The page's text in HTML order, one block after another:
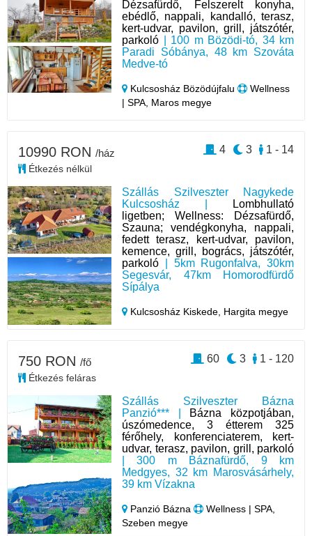
Dézsafürdő, Felszerelt konyha,
ebédlő, nappali, kandalló, terasz,
kert-udvar, pavilon, grill, játszótér,
parkoló | 100 m Bözödi-tó, 34 km
Paradi Sóbánya, 48 km Szováta
Medve-tó
Kulcsosház Bözödújfalu
Wellness
| SPA, Maros megye
Szállás Szilveszter Nagykede
Kulcsosház |
Lombhullató
ligetben; Wellness: Dézsafürdő,
Szauna; vendégkonyha, nappali,
fedett terasz, kert-udvar, pavilon,
kemence, grill, bogrács, játszótér,
parkoló | 5km Rugonfalva, 30km
Segesvár, 47km Homorodfürdő
Sípálya
Kulcsosház Kiskede, Hargita megye
10990 RON /ház
Étkezés nélkül
1 - 14
3
4
Szállás Szilveszter Bázna
Panzió*** | Bázna közpotjában,
úszómedence, 3 étterem 325
férőhely, konferenciaterem, kert-
udvar, terasz, pavilon, grill, parkoló
| 300 m Báznafürdő, 9 km
Medgyes, 32 km Marosvásárhely,
39 km Vízakna
Panzió Bázna
Wellness | SPA,
Szeben megye
750 RON /fő
Étkezés feláras
1 - 120
3
60